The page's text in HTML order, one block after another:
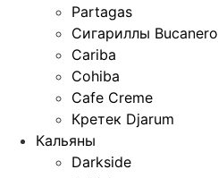
Partagas
Сигариллы Bucanero
Cariba
Cohiba
Cafe Creme
Кретек Djarum
Кальяны
Darkside